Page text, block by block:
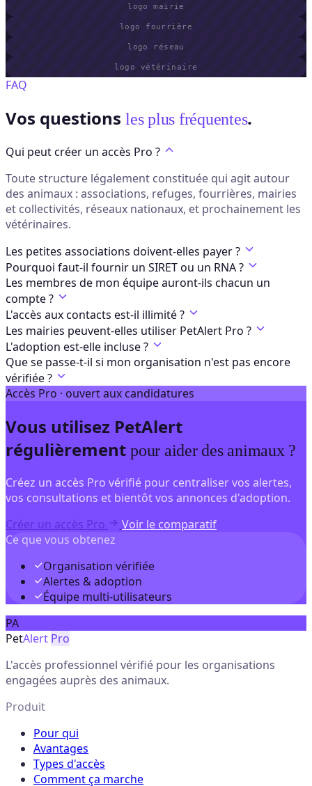
logo mairie
logo fourrière
logo réseau
logo vétérinaire
FAQ
Vos questions les plus fréquentes.
Qui peut créer un accès Pro ?
Toute structure légalement constituée qui agit autour
des animaux : associations, refuges, fourrières, mairies
et collectivités, réseaux nationaux, et prochainement les
vétérinaires.
Les petites associations doivent-elles payer ?
Pourquoi faut-il fournir un SIRET ou un RNA ?
Les membres de mon équipe auront-ils chacun un
compte ?
L'accès aux contacts est-il illimité ?
Les mairies peuvent-elles utiliser PetAlert Pro ?
L'adoption est-elle incluse ?
Que se passe-t-il si mon organisation n'est pas encore
vérifiée ?
Accès Pro · ouvert aux candidatures
Vous utilisez PetAlert
régulièrement pour aider des animaux ?
Créez un accès Pro vérifié pour centraliser vos alertes,
vos consultations et bientôt vos annonces d'adoption.
Créer un accès Pro
Voir le comparatif
Ce que vous obtenez
Organisation vérifiée
Alertes & adoption
Équipe multi-utilisateurs
PA
PetAlert Pro
L'accès professionnel vérifié pour les organisations
engagées auprès des animaux.
Produit
Pour qui
Avantages
Types d'accès
Comment ça marche